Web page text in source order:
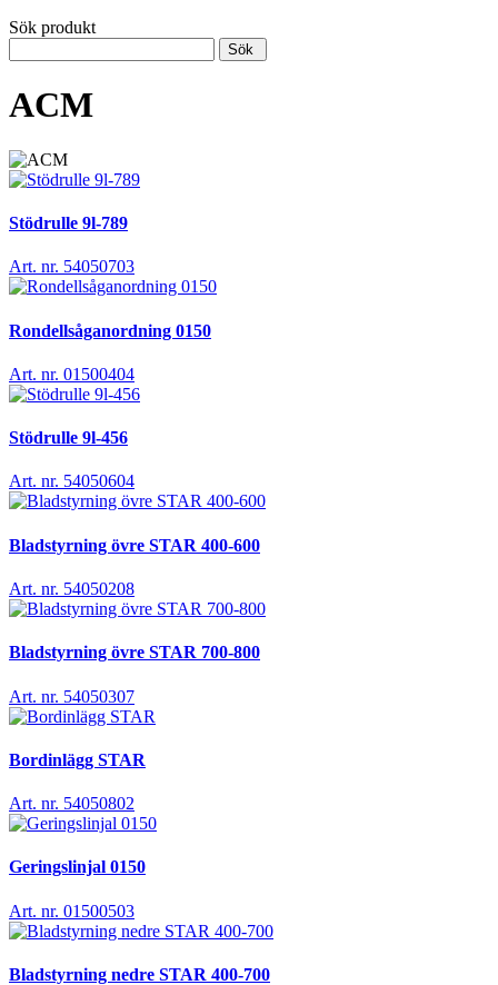
Sök produkt
Sök
ACM
Stödrulle 9l-789
Art. nr. 54050703
Rondellsåganordning 0150
Art. nr. 01500404
Stödrulle 9l-456
Art. nr. 54050604
Bladstyrning övre STAR 400-600
Art. nr. 54050208
Bladstyrning övre STAR 700-800
Art. nr. 54050307
Bordinlägg STAR
Art. nr. 54050802
Geringslinjal 0150
Art. nr. 01500503
Bladstyrning nedre STAR 400-700